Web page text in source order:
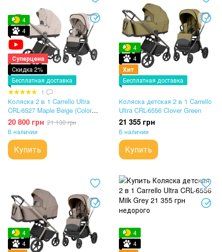
4
4
Суперцена
Скидка 2%
Бесплатная доставка
1
Коляска 2 в 1 Carrello Ultra
CRL-6527 Maple Beige (Color
Frame)
20 800 грн 21 130 грн
В наличии
Купить
4
4
Хит
Бесплатная доставка
Коляска детская 2 в 1 Carrello
Ultra CRL-6556 Clover Green
21 355 грн
В наличии
Купить
4
4
4
4